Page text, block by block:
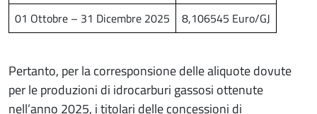
01 Ottobre – 31 Dicembre 2025
8,106545 Euro/GJ
Pertanto, per la corresponsione delle aliquote dovute
per le produzioni di idrocarburi gassosi ottenute
nell’anno 2025, i titolari delle concessioni di